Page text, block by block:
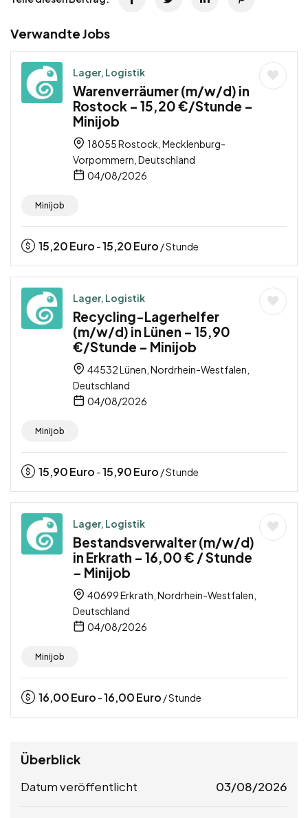
Verwandte Jobs
Lager, Logistik
Warenverräumer (m/w/d) in
Rostock – 15,20 €/Stunde –
Minijob
18055 Rostock, Mecklenburg-
Vorpommern, Deutschland
04/08/2026
Minijob
15,20Euro -15,20Euro / Stunde
Lager, Logistik
Recycling-Lagerhelfer
(m/w/d) in Lünen – 15,90
€/Stunde – Minijob
44532 Lünen, Nordrhein-Westfalen,
Deutschland
04/08/2026
Minijob
15,90Euro -15,90Euro / Stunde
Lager, Logistik
Bestandsverwalter (m/w/d)
in Erkrath – 16,00 € / Stunde
– Minijob
40699 Erkrath, Nordrhein-Westfalen,
Deutschland
04/08/2026
Minijob
16,00Euro -16,00Euro / Stunde
Überblick
Datum veröffentlicht 03/08/2026